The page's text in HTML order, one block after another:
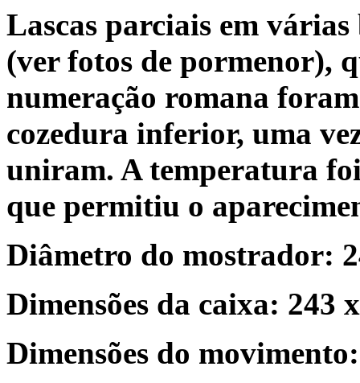
Lascas parciais em
(ver fotos de pormenor),
numeração romana
cozedura inferior, uma
uniram. A temperatura
que permitiu o
Diâmetro do mostrador:
Dimensões da caixa: 243
Dimensões do